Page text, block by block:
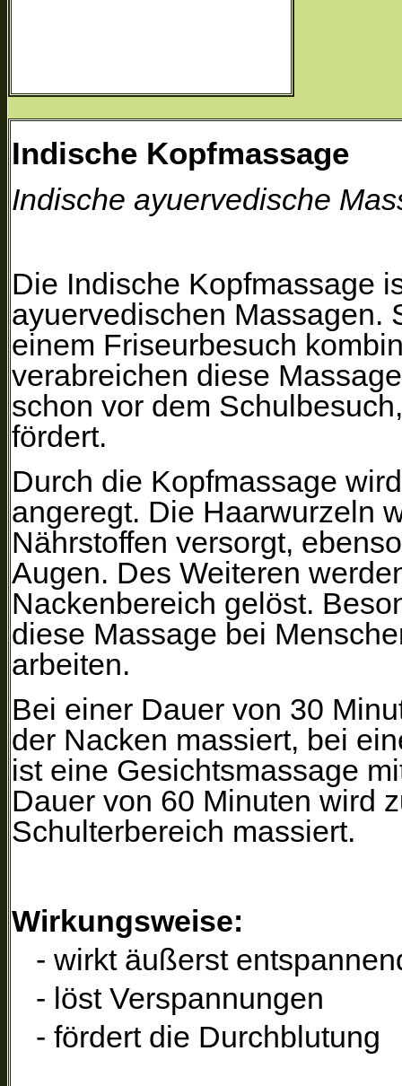
Indische Kopfmassage
Indische ayuervedische
Die Indische Kopfmassage
ayuervedischen Massagen.
einem Friseurbesuch
verabreichen diese
schon vor dem
fördert.
Durch die Kopfmassage
angeregt. Die Haarwurzeln
Nährstoffen versorgt,
Augen. Des Weiteren
Nackenbereich gelöst.
diese Massage bei
arbeiten.
Bei einer Dauer von 30
der Nacken massiert, bei
ist eine Gesichtsmassage
Dauer von 60 Minuten wird
Schulterbereich massiert.
Wirkungsweise:
- wirkt äußerst
- löst Verspannungen
- fördert die Durchblutung